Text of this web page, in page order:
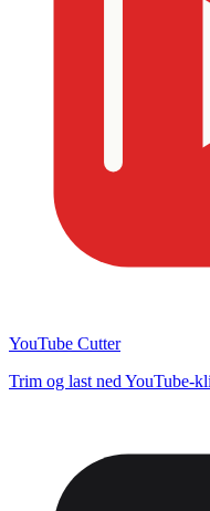
YouTube Cutter
Trim og last ned YouTube-